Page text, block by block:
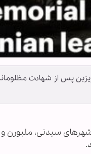
پس از شهادت مظلومانۀ
سیدنی، ملبورن و